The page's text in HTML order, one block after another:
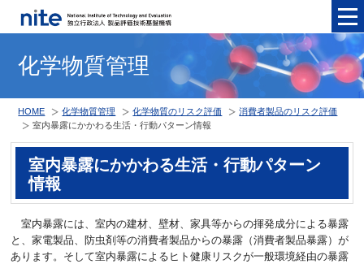
化学物質管理
HOME 化学物質管理 化学物質のリスク評価
消費者製品のリスク評価
室内暴露にかかわる生活・行動パターン情報
室内暴露にかかわる生活・行動パターン
情報
室内暴露には、室内の建材、壁材、家具等からの揮発成分による暴露
と、家電製品、防虫剤等の消費者製品からの暴露（消費者製品暴露）が
あります。そして室内暴露によるヒト健康リスクが一般環境経由の暴露